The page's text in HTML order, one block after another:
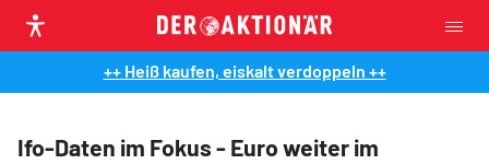
++ Heiß kaufen, eiskalt verdoppeln ++
Ifo-Daten im Fokus - Euro weiter im